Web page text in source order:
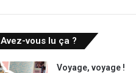
Avez-vous lu ça ?
Voyage, voyage !